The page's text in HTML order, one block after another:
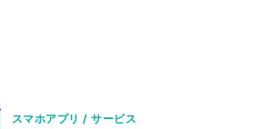
スマホアプリ / サービス